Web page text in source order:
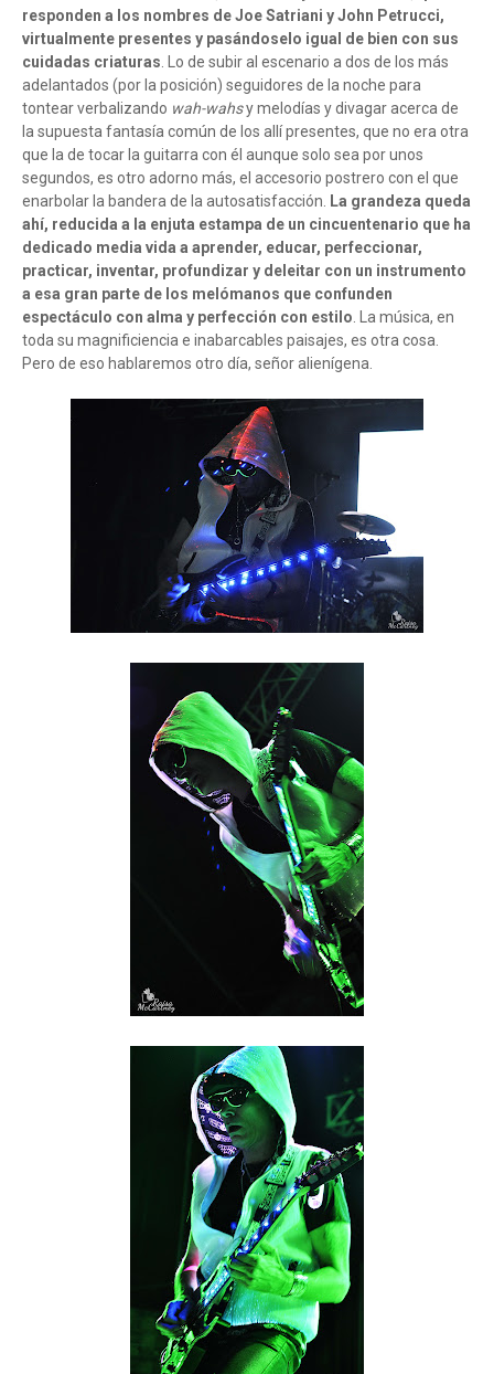
responden a los nombres de Joe Satriani y John Petrucci,
virtualmente presentes y pasándoselo igual de bien con sus
cuidadas criaturas. Lo de subir al escenario a dos de los más
adelantados (por la posición) seguidores de la noche para
tontear verbalizando wah-wahsy melodías y divagar acerca de
la supuesta fantasía común de los allí presentes, que no era otra
que la de tocar la guitarra con él aunque solo sea por unos
segundos, es otro adorno más, el accesorio postrero con el que
enarbolar la bandera de la autosatisfacción. La grandeza queda
ahí, reducida a la enjuta estampa de un cincuentenario que ha
dedicado media vida a aprender, educar, perfeccionar,
practicar, inventar, profundizar y deleitar con un instrumento
a esa gran parte de los melómanos que confunden
espectáculo con alma y perfección con estilo. La música, en
toda su magnificiencia e inabarcables paisajes, es otra cosa.
Pero de eso hablaremos otro día, señor alienígena.